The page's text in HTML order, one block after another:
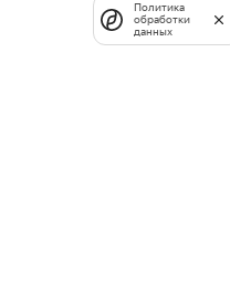
Политика
обработки
данных